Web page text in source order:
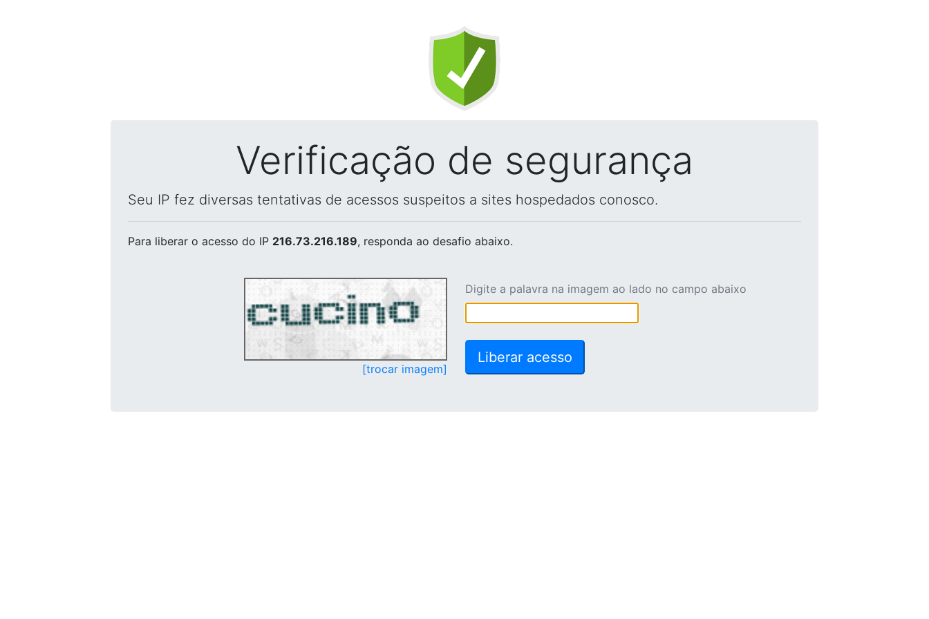
Verificação de segurança
Seu IP fez diversas tentativas de acessos suspeitos a sites hospedados conosco.
Para liberar o acesso do IP 216.73.216.189, responda ao desafio abaixo.
[trocar imagem]
Digite a palavra na imagem ao lado no campo abaixo